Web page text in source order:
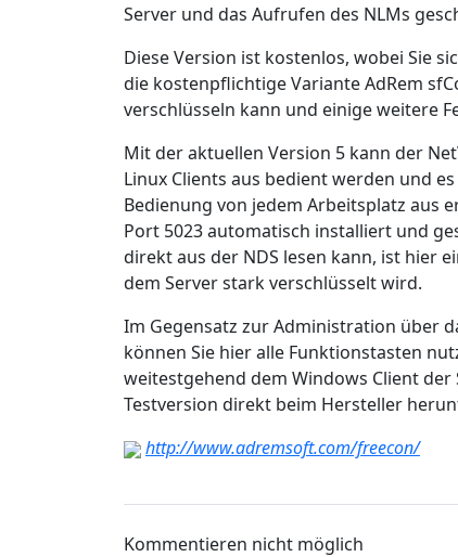
Server und das Aufrufen des NLMs
Diese Version ist kostenlos, wobei Sie
die kostenpflichtige Variante AdRem
verschlüsseln kann und einige weitere
Mit der aktuellen Version 5 kann der
Linux Clients aus bedient werden und
Bedienung von jedem Arbeitsplatz aus
Port 5023 automatisch installiert und
direkt aus der NDS lesen kann, ist hier
dem Server stark verschlüsselt wird.
Im Gegensatz zur Administration über
können Sie hier alle Funktionstasten
weitestgehend dem Windows Client der
Testversion direkt beim Hersteller
http://www.adremsoft.com/freecon/
Kommentieren nicht möglich